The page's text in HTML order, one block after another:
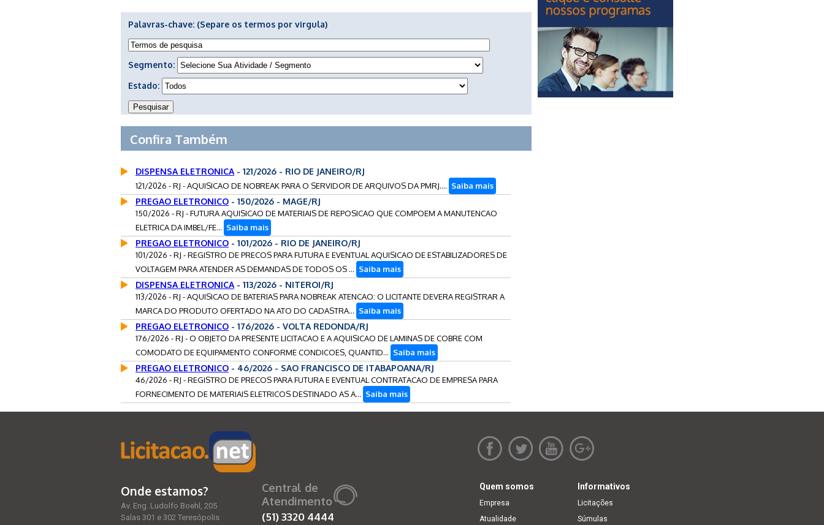
Palavras-chave: (Separe os termos por virgula)
Segmento:
Estado:
Confira Também
DISPENSA ELETRONICA - 121/2026 - RIO DE JANEIRO/RJ
121/2026 - RJ - AQUISICAO DE NOBREAK PARA O SERVIDOR DE ARQUIVOS DA PMRJ.... Saiba mais
PREGAO ELETRONICO - 150/2026 - MAGE/RJ
150/2026 - RJ - FUTURA AQUISICAO DE MATERIAIS DE REPOSICAO QUE COMPOEM A MANUTENCAO
ELETRICA DA IMBEL/FE... Saiba mais
PREGAO ELETRONICO - 101/2026 - RIO DE JANEIRO/RJ
101/2026 - RJ - REGISTRO DE PRECOS PARA FUTURA E EVENTUAL AQUISICAO DE ESTABILIZADORES DE
VOLTAGEM PARA ATENDER AS DEMANDAS DE TODOS OS ... Saiba mais
DISPENSA ELETRONICA - 113/2026 - NITEROI/RJ
113/2026 - RJ - AQUISICAO DE BATERIAS PARA NOBREAK ATENCAO: O LICITANTE DEVERA REGISTRAR A
MARCA DO PRODUTO OFERTADO NA ATO DO CADASTRA... Saiba mais
PREGAO ELETRONICO - 176/2026 - VOLTA REDONDA/RJ
176/2026 - RJ - O OBJETO DA PRESENTE LICITACAO E A AQUISICAO DE LAMINAS DE COBRE COM
COMODATO DE EQUIPAMENTO CONFORME CONDICOES, QUANTID... Saiba mais
PREGAO ELETRONICO - 46/2026 - SAO FRANCISCO DE ITABAPOANA/RJ
46/2026 - RJ - REGISTRO DE PRECOS PARA FUTURA E EVENTUAL CONTRATACAO DE EMPRESA PARA
FORNECIMENTO DE MATERIAIS ELETRICOS DESTINADO AS A... Saiba mais
Onde estamos?
Av. Eng. Ludolfo Boehl, 205
Salas 301 e 302 Teresópolis
Central de
Atendimento
(51)3320 4444
Quem somos
Empresa
Atualidade
Informativos
Licitações
Súmulas